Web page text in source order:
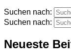
Suchen nach:
Suchen nach:
Neueste